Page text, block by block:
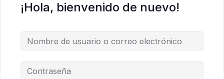
¡Hola, bienvenido de nuevo!